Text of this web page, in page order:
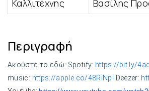
Καλλιτέχνης Βασίλης
Περιγραφή
Ακούστε το εδώ: Spotify: https://bit.ly/
music: https://apple.co/48RiNpI Deezer: